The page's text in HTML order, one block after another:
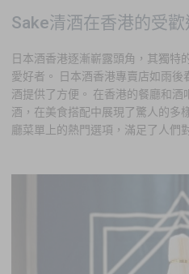
Sake清酒在香港的受
日本酒香港逐漸嶄露頭角，其獨特
愛好者。 日本酒香港專賣店如雨
酒提供了方便。 在香港的餐廳和
酒，在美食搭配中展現了驚人的多
廳菜單上的熱門選項，滿足了人們